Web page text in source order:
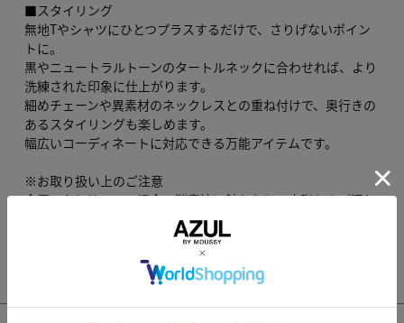
■スタイリング
無地Tやシャツにひとつプラスするだけで、さりげないポイン
トに。
黒やニュートラルトーンのタートルネックに合わせれば、より
洗練された印象に仕上がります。
細めチェーンや異素材のネックレスとの重ね付けで、奥行きの
あるスタイリングも楽しめます。
幅広いコーディネートに対応できる万能アイテムです。
※お取り扱い上のご注意
金属アクセサリーの場合、消毒液に触れたり、皮脂および汚れ
の蓄積により、変色や変質する場合がございます。
定期的にふき取りのメンテナンスをお願いします。
消毒液が製品に直接かかる事が無いようご注意下さい。
もっと見る